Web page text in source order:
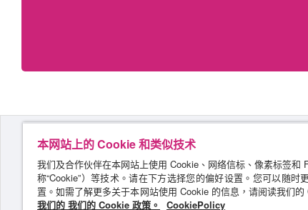
本网站上的 Cookie 和类似技术
我们及合作伙伴在本网站上使用 Cookie、网络信标、像素标签和
称“Cookie”）等技术。请在下方选择您的偏好设置。您可以随时
置。如需了解更多关于本网站使用 Cookie 的信息，请阅读我们的
我们的 我们的 Cookie 政策。
CookiePolicy